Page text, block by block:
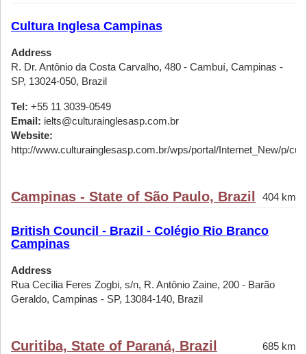
Cultura Inglesa Campinas
Address
R. Dr. Antônio da Costa Carvalho, 480 - Cambuí, Campinas -
SP, 13024-050, Brazil
Tel: +55 11 3039-0549
Email: ielts@culturainglesasp.com.br
Website:
http://www.culturainglesasp.com.br/wps/portal/Internet_New/p/
Campinas - State of São Paulo, Brazil 404 km
British Council - Brazil - Colégio Rio Branco
Campinas
Address
Rua Cecília Feres Zogbi, s/n, R. Antônio Zaine, 200 - Barão
Geraldo, Campinas - SP, 13084-140, Brazil
Curitiba, State of Paraná, Brazil 685 km